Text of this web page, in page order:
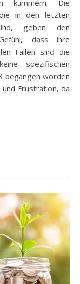
kümmern. Die
die in den letzten
geben den
dass ihre
Fällen sind die
spezifischen
begangen worden
Frustration, da